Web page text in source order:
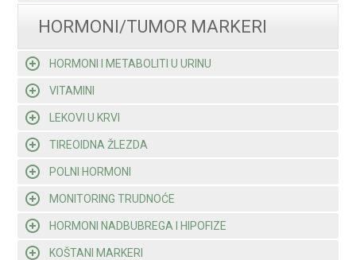
HORMONI/TUMOR MARKERI
HORMONI I METABOLITI U URINU
VITAMINI
LEKOVI U KRVI
TIREOIDNA ŽLEZDA
POLNI HORMONI
MONITORING TRUDNOĆE
HORMONI NADBUBREGA I HIPOFIZE
KOŠTANI MARKERI